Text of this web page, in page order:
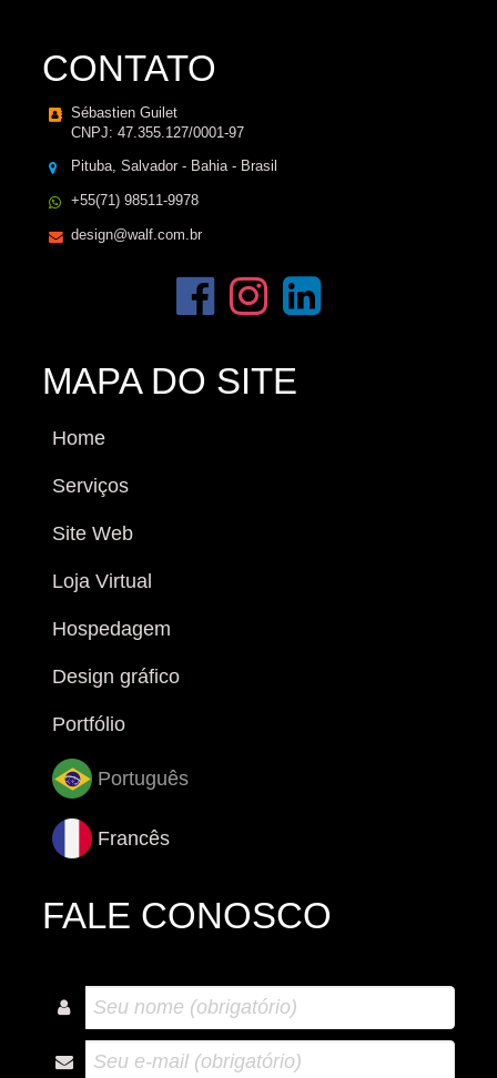
CONTATO
Sébastien Guilet
CNPJ: 47.355.127/0001-97
Pituba, Salvador - Bahia - Brasil
+55(71) 98511-9978
design@walf.com.br
MAPA DO SITE
Home
Serviços
Site Web
Loja Virtual
Hospedagem
Design gráfico
Portfólio
Português
Francês
FALE CONOSCO